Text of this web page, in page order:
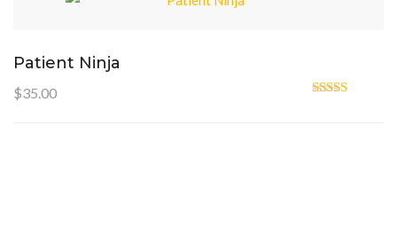
Patient Ninja
$35.00